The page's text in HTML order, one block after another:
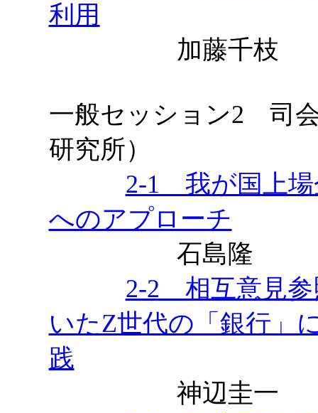
利用
加藤千枝
一般セッション2 司会
研究所）
2-1 我が国上場
へのアプローチ
石島隆
2-2 相互意見参
いたZ世代の「銀行」
践
神辺圭一